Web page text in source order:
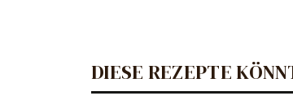
DIESE REZEPTE